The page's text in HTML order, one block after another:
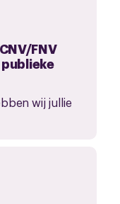
FNV
wij jullie